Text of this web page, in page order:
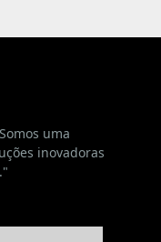
uma
inovadoras